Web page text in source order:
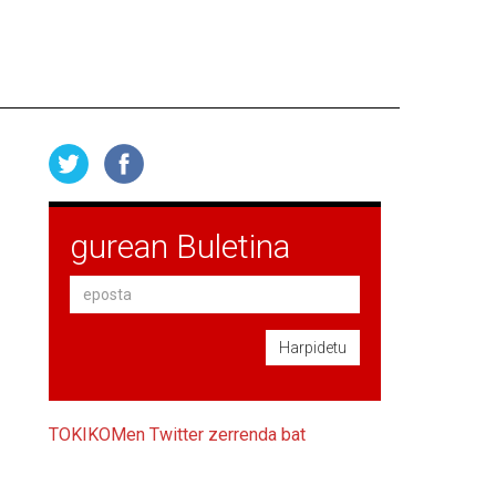
gurean Buletina
Harpidetu
TOKIKOMen Twitter zerrenda bat